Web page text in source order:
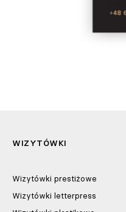
WIZYTÓWKI
Wizytówki prestiżowe
Wizytówki letterpress